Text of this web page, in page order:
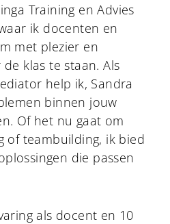
Training en Advies
ik docenten en
met plezier en
klas te staan. Als
help ik, Sandra
binnen jouw
Of het nu gaat om
of teambuilding, ik bied
die passen
als docent en 10